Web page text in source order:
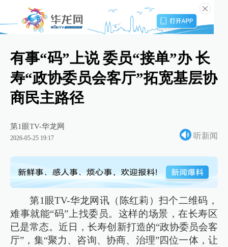
有事“码”上说 委员“接单”办 长
寿“政协委员会客厅”拓宽基层协
商民主路径
第1眼TV-华龙网
2026-05-25 19:17 听新闻
第1眼TV-华龙网讯（陈红莉）扫个二维码，
难事就能“码”上找委员。这样的场景，在长寿区
已是常态。近日，长寿创新打造的“政协委员会客
厅”，集“聚力、咨询、协商、治理”四位一体，让